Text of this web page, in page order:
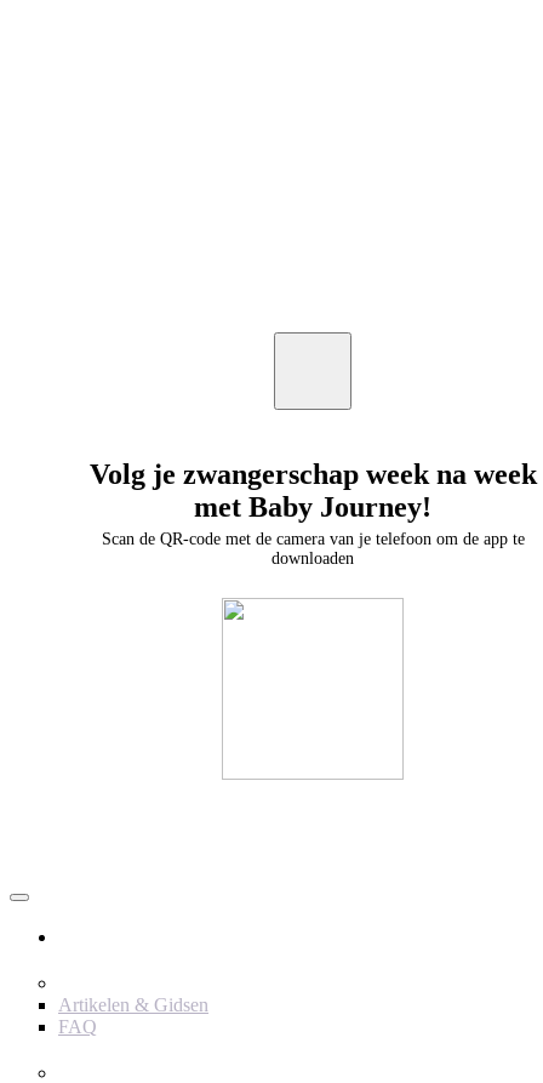
Volg je zwangerschap week na week
met Baby Journey!
Scan de QR-code met de camera van je telefoon om de app te
downloaden
Artikelen & Gidsen
FAQ